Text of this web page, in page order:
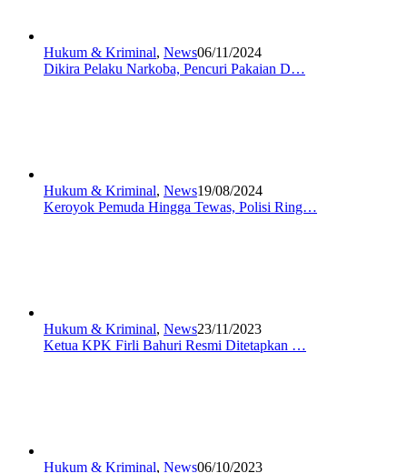
Hukum & Kriminal, News06/11/2024
Dikira Pelaku Narkoba, Pencuri Pakaian D…
Hukum & Kriminal, News19/08/2024
Keroyok Pemuda Hingga Tewas, Polisi Ring…
Hukum & Kriminal, News23/11/2023
Ketua KPK Firli Bahuri Resmi Ditetapkan …
Hukum & Kriminal, News06/10/2023